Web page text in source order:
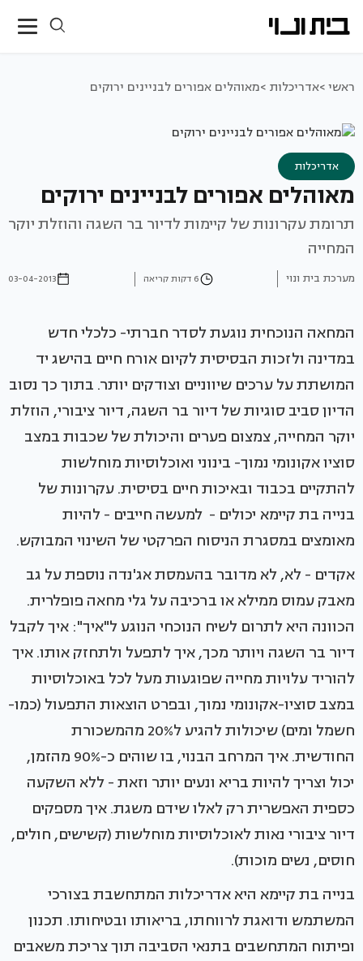
ראשי >אדריכלות >מאוהלים אפורים לבניינים ירוקים
אדריכלות
מאוהלים אפורים לבניינים ירוקים
תרומת עקרונות של קיימות לדיור בר השגה והוזלת יוקר
המחייה
מערכת בית ונוי 6 דקות קריאה 03-04-2013
המחאה הנוכחית נוגעת לסדר חברתי- כלכלי חדש
במדינה ולזכות הבסיסית לקיום אורח חיים בהישג יד
המושתת על ערכים שיווניים וצודקים יותר. בתוך כך נסוב
הדיון סביב סוגיות של דיור בר השגה, דיור ציבורי, הוזלת
יוקר המחייה, צמצום פערים והיכולת של שכבות במצב
סוציו אקונומי נמוך- בינוני ואוכלוסיות מוחלשות
להתקיים בכבוד ובאיכות חיים בסיסית. עקרונות של
בנייה בת קיימא יכולים - למעשה חייבים - להיות
מאומצים במסגרת הניסוח הפרקטי של השינוי המבוקש.
אקדים - לא, לא מדובר בהעמסת אג'נדה נוספת על גב
מאבק עמוס ממילא או ברכיבה על גלי מחאה פופלרית.
הכוונה היא לתרום לשיח הנוכחי הנוגע ל"איך": איך לקבל
דיור בר השגה ויותר מכך, איך לתפעל ולתחזק אותו. איך
להוריד עלויות מחייה שפוגעות מעל לכל באוכלוסיות
במצב סוציו-אקונומי נמוך, ובפרט הוצאות התפעול (כמו-
חשמל ומים) שיכולות להגיע ל20% מהמשכורת
החודשית. איך המרחב הבנוי, בו שוהים כ-90% מהזמן,
יכול וצריך להיות בריא ונעים יותר וזאת - ללא השקעה
כספית האפשרית רק לאלו שידם משגת. איך מספקים
דיור ציבורי נאות לאוכלוסיות מוחלשות (קשישים, חולים,
חוסים, נשים מוכות).
בנייה בת קיימא היא אדריכלות המתחשבת בצורכי
המשתמש ודואגת לרווחתו, בריאותו ובטיחותו. תכנון
ופיתוח המתחשבים בתנאי הסביבה תוך צריכת משאבים